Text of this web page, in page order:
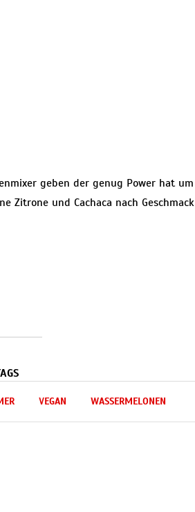
geben der genug Power hat
Zitrone und Cachaca nach
VEGAN WASSERMELONEN